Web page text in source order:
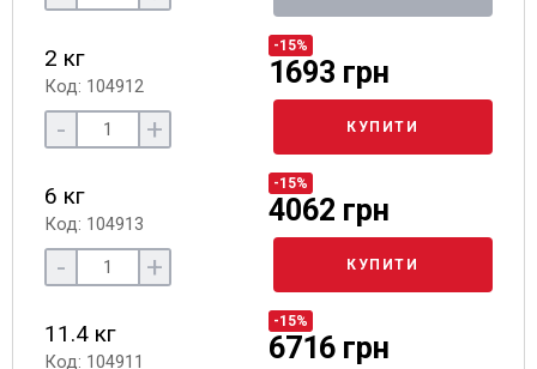
2 кг
Код: 104912
-15%
1693 грн
- + КУПИТИ
6 кг
Код: 104913
-15%
4062 грн
- + КУПИТИ
11.4 кг
Код: 104911
-15%
6716 грн